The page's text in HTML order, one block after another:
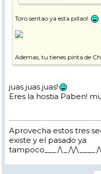
Toro sentao ya esta pillao!
Ademas, tu tienes pinta de
juas juas juas!
Eres la hostia Paben!
Aprovecha estos tres
existe y el pasado ya
tampoco___/\_/\/\____/